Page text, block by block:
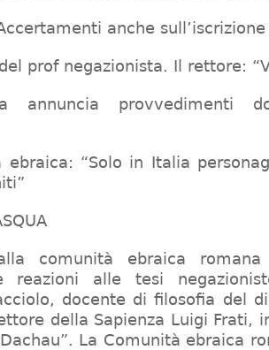
anche
prof negazionista. Il rettore:
annuncia provvedimenti
ebraica: “Solo in Italia
comunità ebraica
reazioni alle tesi
docente di filosofia del
della Sapienza Luigi Frati,
La Comunità ebraica